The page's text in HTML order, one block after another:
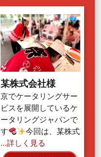
某株式会社様
京でケータリングサー
ビスを展開しているケ
ータリングジャパンで
す
今回は、某株式
…詳しく見る